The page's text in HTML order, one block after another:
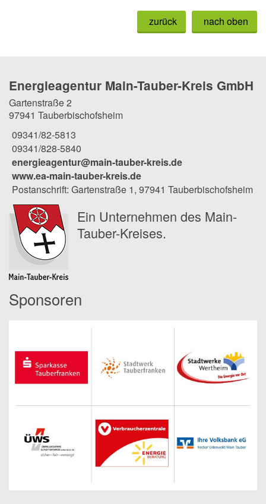
nach oben
zurück
Energieagentur Main-Tauber-Kreis GmbH
Gartenstraße 2
97941 Tauberbischofsheim
09341/82-5813
09341/828-5840
energieagentur@main-tauber-kreis.de
www.ea-main-tauber-kreis.de
Postanschrift: Gartenstraße 1, 97941 Tauberbischofsheim
Ein Unternehmen des Main-
Tauber-Kreises.
Sponsoren